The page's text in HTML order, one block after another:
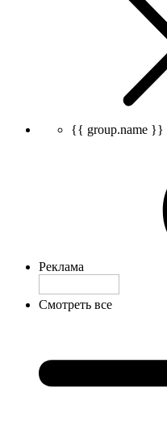
{{ group.name }}
Реклама
Смотреть все